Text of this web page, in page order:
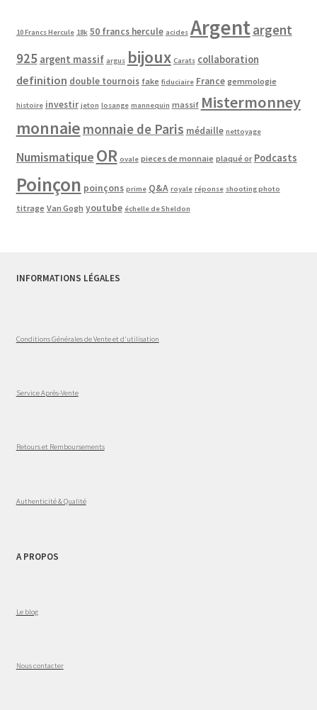
10 Francs Hercule 18k 50 francs hercule acides Argentargent
925 argent massif argus bijoux Carats collaboration
definition double tournois fake fiduciaire France gemmologie
histoire investir jeton losange mannequin massif Mistermonney
monnaie monnaie de Paris médaille nettoyage
Numismatique OR ovale pieces de monnaie plaqué or Podcasts
Poinçon poinçons prime Q&A royale réponse shooting photo
titrage Van Gogh youtube échelle de Sheldon
INFORMATIONS LÉGALES
Conditions Générales de Vente et d'utilisation
Service Après-Vente
Retours et Remboursements
Authenticité & Qualité
A PROPOS
Le blog
Nous contacter